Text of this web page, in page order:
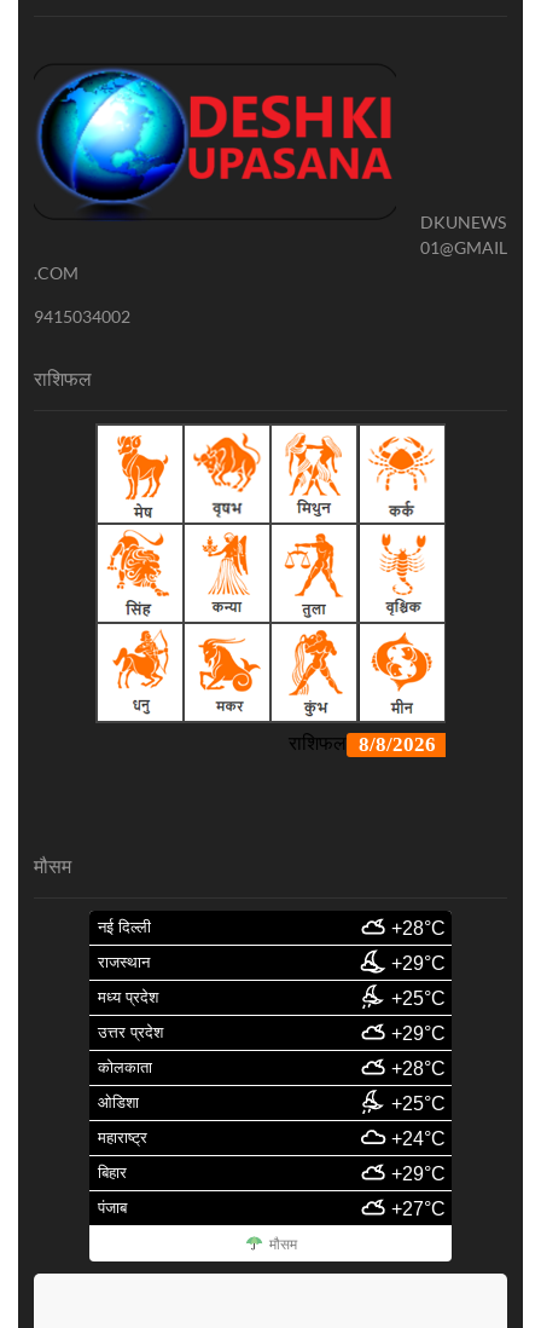
DKUNEWS
01@GMAIL
.COM
9415034002
राशिफल
मौसम
नई दिल्ली +28°C
राजस्थान +29°C
मध्य प्रदेश +25°C
उत्तर प्रदेश +29°C
कोलकाता +28°C
ओडिशा +25°C
महाराष्ट्र +24°C
बिहार +29°C
पंजाब +27°C
मौसम